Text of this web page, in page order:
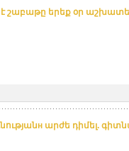
շաբաթը երեք օր
արժե դիմել.